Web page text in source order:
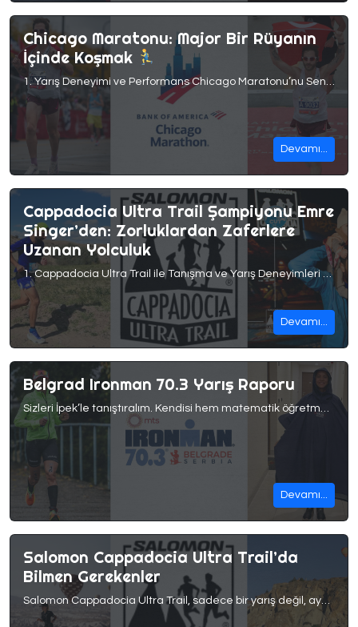
Chicago Maratonu: Major Bir Rüyanın
İçinde Koşmak
1. Yarış Deneyimi ve Performans Chicago Maratonu’nu Senin İçin Özel Kılan Nedir? Bu Parkurda Koşmak Nasıl Bir Deneyimdi? Major maratonlar çok başka bir seviyede. Zamanında bunu ben de çok duyardım ve derdim ki yarış yarıştır, ne kadar farklı olabilir ki!? Bu yarışlara gidip koşunca insan anlıyor “major maraton” ünvanını boşuna almamışlar.
Devamı...
Cappadocia Ultra Trail Şampiyonu Emre
Singer’den: Zorluklardan Zaferlere
Uzanan Yolculuk
1. Cappadocia Ultra Trail ile Tanışma ve Yarış Deneyimleri Cappadocia Ultra Trail benim için Yıl 2015. Koşuya kilo vermek için başlayalı 18 ay olmuştu ve kendimi 60K parkurunda buldum. Finişi 8 saat 31 dakikada zor tamamladım. O 8 buçuk saat, benim için sonsuz bir döngü gibiydi; defalarca bırakmayı düşündüm. Ama o yılın ödül töreninde, kürsüdeki […]
Devamı...
Belgrad Ironman 70.3 Yarış Raporu
Sizleri İpek’le tanıştıralım. Kendisi hem matematik öğretmeni hem de aynı zamanda bir Ironman. Ayrıca Rise Performans Club‘ın da bir atleti. Geçtiğimiz günlerde Belgrad’da normalde dışarı bile çıkmayacağımız bir havada o 1.9km yüzme , 90 km bisiklet ve 21.1 km koşudan oluşan Ironman 70.3 Belgrad’ı tamamladı. Peki bunu nasıl mı başardı işte tüm düşünceleriyle burada! 1. […]
Devamı...
Salomon Cappadocia Ultra Trail’da
Bilmen Gerekenler
Salomon Cappadocia Ultra Trail, sadece bir yarış değil, aynı zamanda dünyanın en etkileyici coğrafyalarından birinde gerçek bir macera sunan benzersiz bir deneyimdir. Tarihi, kültürel ve doğal güzellikleriyle ünlü Kapadokya, patika koşucuları için zorlu ama unutulmaz bir deneyim vaat eder. Kapadokya’nın mistik vadilerinde koşmak, her adımda yeni bir keşfe çıkmamızı ve eşsiz bir tecrübe kazanmamızı sağlar.Ama […]